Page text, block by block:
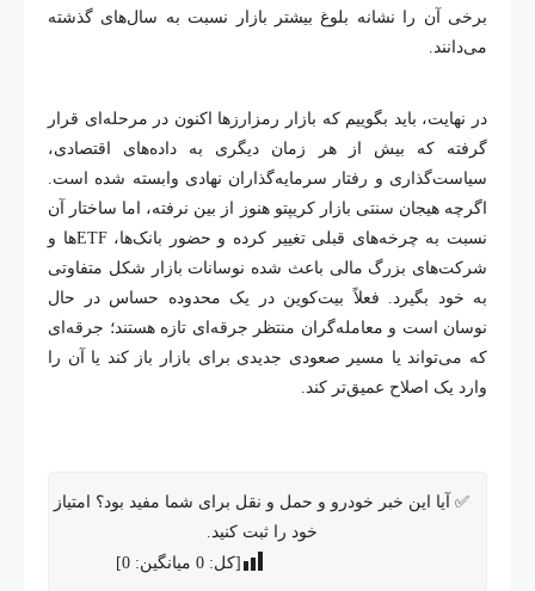
برخی آن را نشانه بلوغ بیشتر بازار نسبت به سال‌های گذشته
می‌دانند.
در نهایت، باید بگوییم که بازار رمزارز‌ها اکنون در مرحله‌ای قرار
گرفته که بیش از هر زمان دیگری به داده‌های اقتصادی،
سیاست‌گذاری و رفتار سرمایه‌گذاران نهادی وابسته شده است.
اگرچه هیجان سنتی بازار کریپتو هنوز از بین نرفته، اما ساختار آن
نسبت به چرخه‌های قبلی تغییر کرده و حضور بانک‌ها، ETF‌ها و
شرکت‌های بزرگ مالی باعث شده نوسانات بازار شکل متفاوتی
به خود بگیرد. فعلاً بیت‌کوین در یک محدوده حساس در حال
نوسان است و معامله‌گران منتظر جرقه‌ای تازه هستند؛ جرقه‌ای
که می‌تواند یا مسیر صعودی جدیدی برای بازار باز کند یا آن را
وارد یک اصلاح عمیق‌تر کند.
✅ آیا این خبر خودرو و حمل و نقل برای شما مفید بود؟ امتیاز
خود را ثبت کنید.
[کل:0میانگین:0
]